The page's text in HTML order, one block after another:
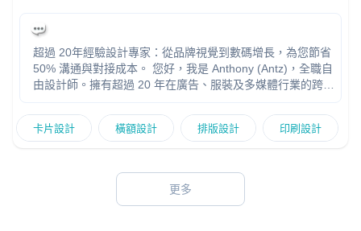
超過 20年經驗設計專家：從品牌視覺到數碼增長，為您節省
50% 溝通與對接成本。 您好，我是 Anthony (Antz)，全職自
由設計師。擁有超過 20 年在廣告、服裝及多媒體行業的跨領
理解業務邏輯、能幫您避坑的策略夥伴。 想在香港市場脫穎
而出，單靠一張圖是不夠的。許多中小企老闆常面臨「設計
提供一站式解決方案，讓您不再需要同時對接多個
卡片設計 橫額設計 排版設計 印刷設計
更多